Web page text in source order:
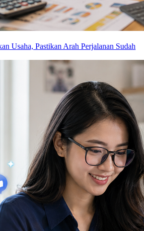
Usaha, Pastikan Arah Perjalanan Sudah